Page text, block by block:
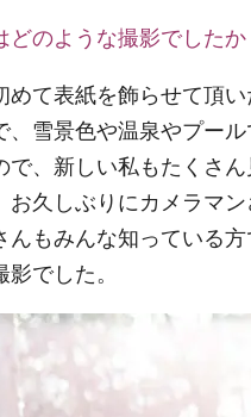
のような撮影でしたか
めて表紙を飾らせて頂
、雪景色や温泉やプー
で、新しい私もたくさん
お久しぶりにカメラマ
んもみんな知っている
でした。